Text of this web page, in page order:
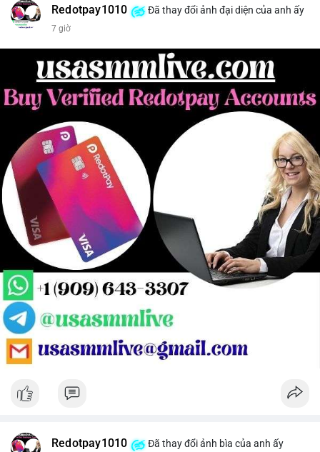
Redotpay1010 Đã thay đổi ảnh đại diện của anh ấy
7 giờ
Redotpay1010 Đã thay đổi ảnh bìa của anh ấy